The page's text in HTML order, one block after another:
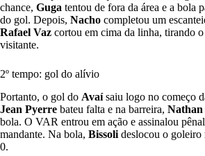
chance, Guga tentou de fora da área e a bola
do gol. Depois, Nacho completou um
Rafael Vaz cortou em cima da linha, tirando
visitante.
2º tempo: gol do alívio
Portanto, o gol do Avaísaiu logo no começo
Jean Pyerre bateu falta e na barreira, Nathan
bola. O VAR entrou em ação e assinalou
mandante. Na bola, Bissoli deslocou o
0.